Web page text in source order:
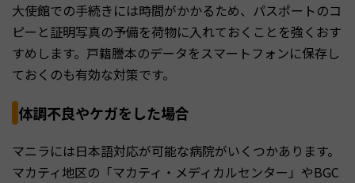
大使館での手続きには時間がかかるため、パスポートのコ
ピーと証明写真の予備を荷物に入れておくことを強くおす
すめします。戸籍謄本のデータをスマートフォンに保存し
ておくのも有効な対策です。
体調不良やケガをした場合
マニラには日本語対応が可能な病院がいくつかあります。
マカティ地区の「マカティ・メディカルセンター」やBGC